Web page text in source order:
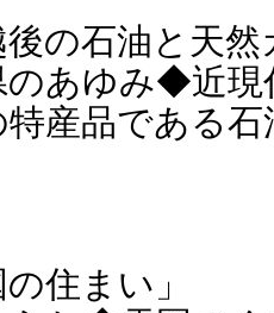
の石油と天然
のあゆみ◆近
特産品である
住まい」